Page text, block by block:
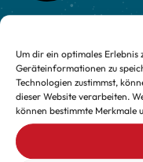
Um dir ein optimales Erlebnis
Geräteinformationen zu
Technologien zustimmst,
dieser Website verarbeiten.
können bestimmte Merkmale
Georg Forster GmbH &